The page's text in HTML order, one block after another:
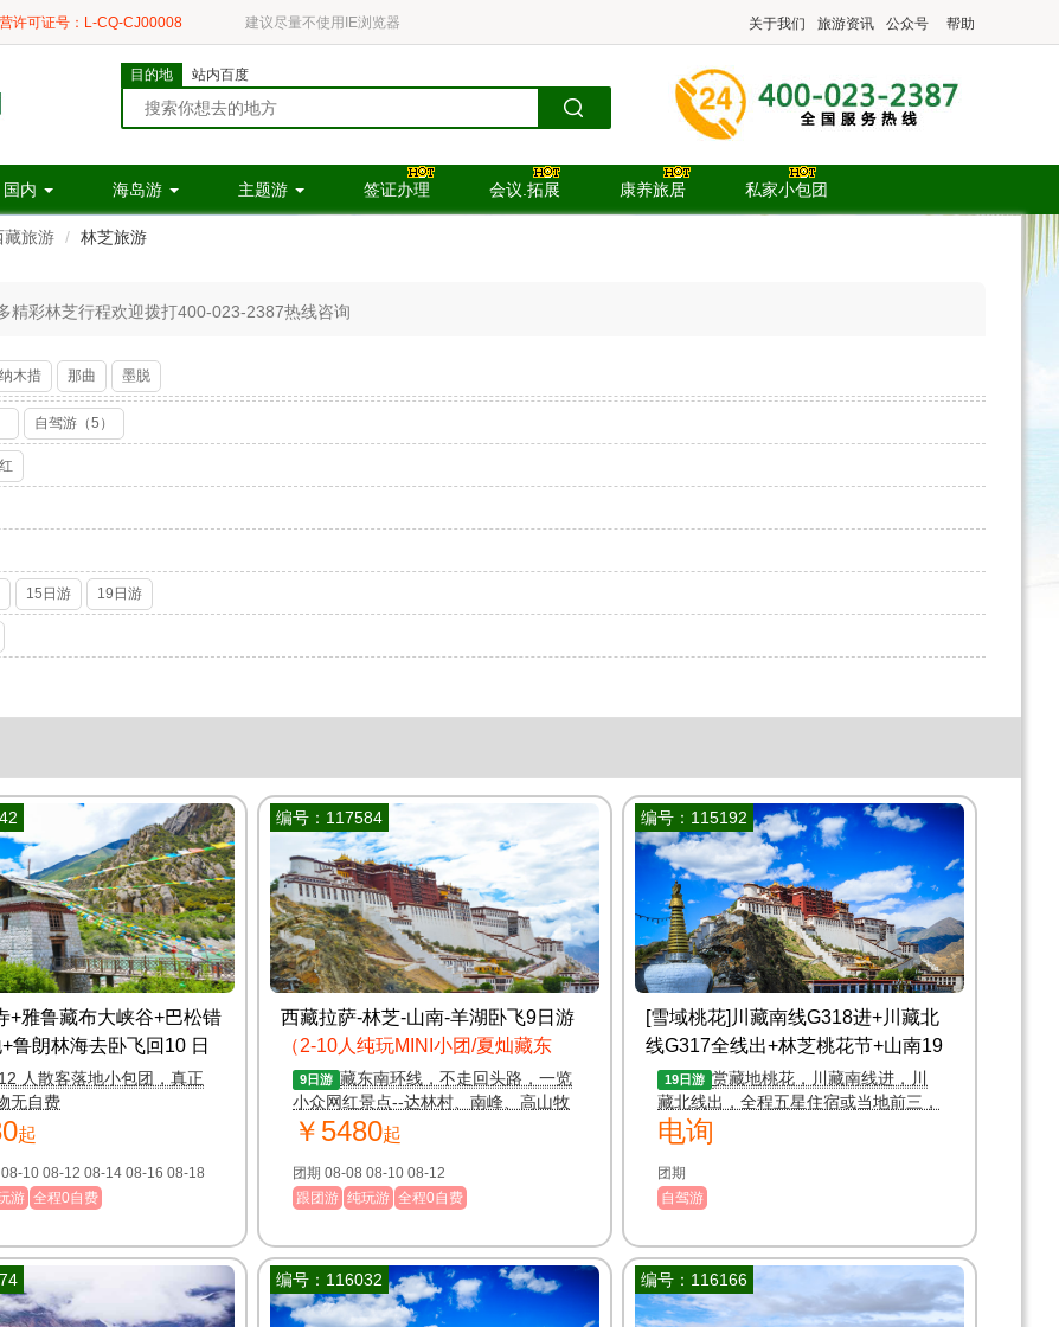
许可证号：L-CQ-CJ00008 建议尽量不使用IE浏览器 关于我们 旅游资讯 公众号 帮助
目的地 站内百度
国内 海岛游 主题游 签证办理 会议.拓展 康养旅居 私家小包团
藏旅游 林芝旅游
精彩林芝行程欢迎拨打400-023-2387热线咨询
纳木措 那曲 墨脱
自驾游（5）
15日游 19日游
+雅鲁藏布大峡谷+巴松错
鲁朗林海去卧飞回10 日
包团/天域吉祥）
人散客落地小包团，真正
无自费
起
团期 08-08 08-10 08-12 08-14 08-16 08-18
游 全程0自费
编号：117584
西藏拉萨-林芝-山南-羊湖卧飞9日游
（2-10人纯玩MINI小团/夏灿藏东
南）
9日游 藏东南环线，不走回头路，一览
小众网红景点--达林村、南峰、高山牧
场、扎囊沙漠、....
￥5480起
团期 08-08 08-10 08-12
跟团游 纯玩游 全程0自费
编号：115192
[雪域桃花]川藏南线G318进+川藏北
线G317全线出+林芝桃花节+山南19
日自驾游（超豪华团）
19日游 赏藏地桃花，川藏南线进，川
藏北线出，全程五星住宿或当地前三，
赏最美的南迦巴瓦，赠送4个特色餐
电询
团期
自驾游
编号：116032 编号：116166